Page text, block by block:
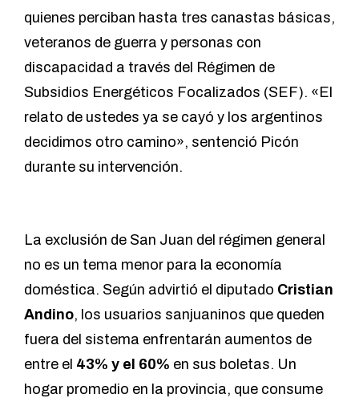
quienes perciban hasta tres canastas básicas,
veteranos de guerra y personas con
discapacidad a través del Régimen de
Subsidios Energéticos Focalizados (SEF). «El
relato de ustedes ya se cayó y los argentinos
decidimos otro camino», sentenció Picón
durante su intervención.
La exclusión de San Juan del régimen general
no es un tema menor para la economía
doméstica. Según advirtió el diputado Cristian
Andino, los usuarios sanjuaninos que queden
fuera del sistema enfrentarán aumentos de
entre el 43% y el 60% en sus boletas. Un
hogar promedio en la provincia, que consume